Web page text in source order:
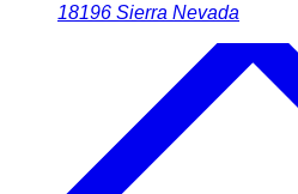
18196 Sierra Nevada